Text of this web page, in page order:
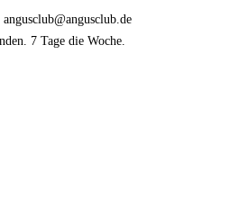
7 Tage die Woche.